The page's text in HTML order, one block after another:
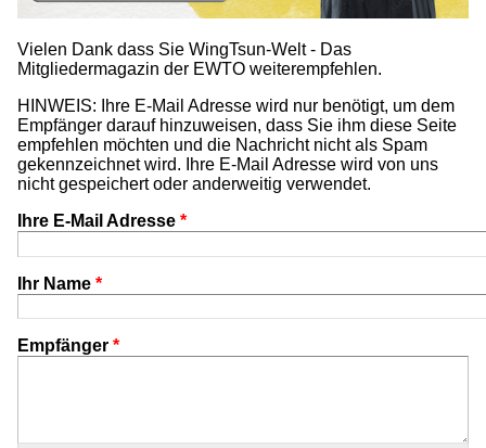
Vielen Dank dass Sie WingTsun-Welt - Das
Mitgliedermagazin der EWTO weiterempfehlen.
HINWEIS: Ihre E-Mail Adresse wird nur benötigt, um dem
Empfänger darauf hinzuweisen, dass Sie ihm diese Seite
empfehlen möchten und die Nachricht nicht als Spam
gekennzeichnet wird. Ihre E-Mail Adresse wird von uns
nicht gespeichert oder anderweitig verwendet.
Ihre E-Mail Adresse *
Ihr Name *
Empfänger *